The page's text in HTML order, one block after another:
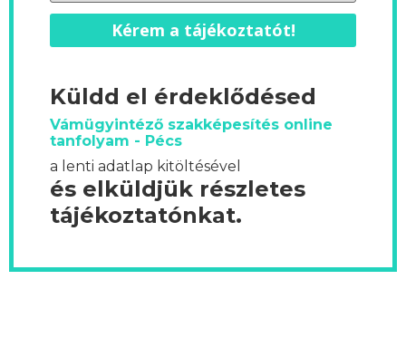
Kérem a tájékoztatót!
Küldd el érdeklődésed
Vámügyintéző szakképesítés online
tanfolyam - Pécs
a lenti adatlap kitöltésével
és elküldjük részletes
tájékoztatónkat.